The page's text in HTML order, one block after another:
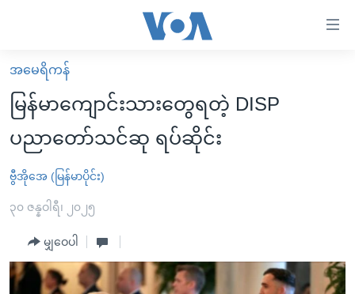
လွယ်ကူ
စေ
Link
များ
ပင်မ
ကျော်
မူလစာမျက်နှာ
မြန်မာ
ကမ္ဘာ့သတင်းများ
နိုင်ငံတကာ
အမေရိကန်
အစ္စရေး-ပါလက်စတိုင်း
ဗွီဒီယို
သတင်းလွတ်လပ်ခွင့်
အင်္ဂလိပ်စာလေ့လာမယ်
အမေရိကန်သုံးအီဒီယံ
အပတ်စဉ်ကဏ္ဍများ
အမေရိကန်
မြန်မာကျောင်းသားတွေရတဲ့ DISP
ပညာတော်သင်ဆု ရပ်ဆိုင်း
ဗွီအိုအေ (မြန်မာပိုင်း)
၃၀ ဇန္နဝါရီ၊ ၂၀၂၅
မျှဝေပါ